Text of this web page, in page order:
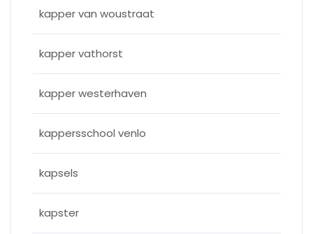
kapper van woustraat
kapper vathorst
kapper westerhaven
kappersschool venlo
kapsels
kapster